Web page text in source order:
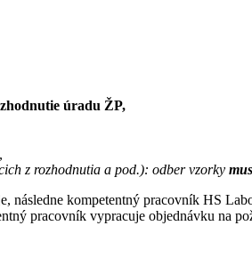
úradu ŽP,
z rozhodnutia a pod.): odber vzorky
následne kompetentný pracovník HS
pracovník vypracuje objednávku na